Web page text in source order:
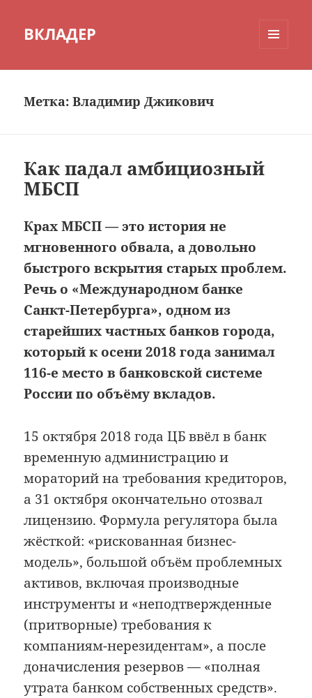
ВКЛАДЕР
Метка:Владимир Джикович
Как падал амбициозный
МБСП
Крах МБСП — это история не
мгновенного обвала, а довольно
быстрого вскрытия старых проблем.
Речь о «Международном банке
Санкт-Петербурга», одном из
старейших частных банков города,
который к осени 2018 года занимал
116-е место в банковской системе
России по объёму вкладов.
15 октября 2018 года ЦБ ввёл в банк
временную администрацию и
мораторий на требования кредиторов,
а 31 октября окончательно отозвал
лицензию. Формула регулятора была
жёсткой: «рискованная бизнес-
модель», большой объём проблемных
активов, включая производные
инструменты и «неподтвержденные
(притворные) требования к
компаниям-нерезидентам», а после
доначисления резервов — «полная
утрата банком собственных средств».